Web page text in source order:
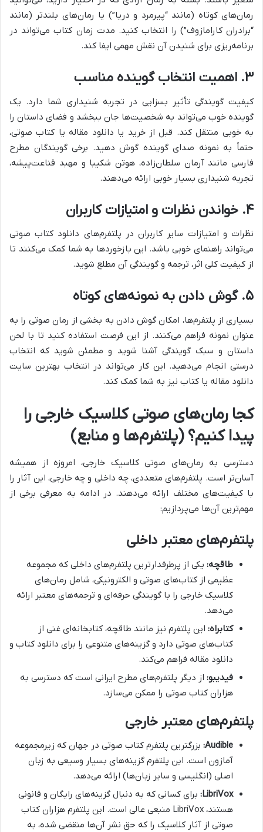
رمان‌های کوتاه (مانند “پیرمرد و دریا”) یا رمان‌های بلندتر (مانند
“برادران کارامازوف”) را انتخاب کنید. مدت زمان کتاب می‌تواند در
برنامه‌ریزی برای شنیدن آن نقش مهمی ایفا کند.
۳. اهمیت انتخاب گوینده مناسب
کیفیت گویندگی تأثیر بسزایی در تجربه شنیداری شما دارد. یک
گوینده خوب می‌تواند به شخصیت‌ها جان ببخشد و فضای داستان را
به خوبی منتقل کند. قبل از خرید یا دانلود مقاله یا کتاب صوتی،
حتماً به نمونه صدای گوینده گوش دهید. برخی گویندگان مطرح
فارسی مانند آرمان سلطان‌زاده، هوتن شکیبا و مهبد قناعت‌پیشه،
تجربه شنیداری بسیار خوبی ارائه می‌دهند.
۴. خواندن نظرات و امتیازات کاربران
نظرات و امتیازات سایر کاربران در پلتفرم‌های دانلود کتاب صوتی
می‌تواند راهنمای خوبی باشد. این بازخوردها به شما کمک می‌کنند تا
از کیفیت کلی اثر، ترجمه و گویندگی آن مطلع شوید.
۵. گوش دادن به نمونه‌های کوتاه
بسیاری از پلتفرم‌ها، امکان گوش دادن به بخشی از رمان صوتی را به
عنوان نمونه فراهم می‌کنند. از این فرصت استفاده کنید تا با لحن
داستان و سبک گویندگی آشنا شوید و مطمئن شوید که انتخاب
درستی انجام می‌دهید. این کار می‌تواند در انتخاب بهترین سایت
دانلود مقاله یا کتاب نیز به شما کمک کند.
کجا رمان‌های صوتی کلاسیک خارجی را
پیدا کنیم؟ (پلتفرم‌ها و منابع)
دسترسی به رمان‌های صوتی کلاسیک خارجی، امروزه از همیشه
آسان‌تر است. پلتفرم‌های متعددی، چه داخلی و چه خارجی، این آثار را
با کیفیت‌های مختلف ارائه می‌دهند. در ادامه به معرفی برخی از
مهم‌ترین آن‌ها می‌پردازیم:
پلتفرم‌های معتبر داخلی
طاقچه: یکی از پرطرفدارترین پلتفرم‌های داخلی که مجموعه
عظیمی از کتاب‌های صوتی و الکترونیکی، شامل رمان‌های
کلاسیک خارجی را با گویندگی حرفه‌ای و ترجمه‌های معتبر ارائه
می‌دهد.
کتابراه: این پلتفرم نیز مانند طاقچه، کتابخانه‌ای غنی از
کتاب‌های صوتی دارد و گزینه‌های متنوعی را برای دانلود کتاب و
دانلود مقاله فراهم می‌کند.
فیدیبو: از دیگر پلتفرم‌های مطرح ایرانی است که دسترسی به
هزاران کتاب صوتی را ممکن می‌سازد.
پلتفرم‌های معتبر خارجی
Audible: بزرگترین پلتفرم کتاب صوتی در جهان که زیرمجموعه
آمازون است. این پلتفرم گزینه‌های بسیار وسیعی به زبان
اصلی (انگلیسی و سایر زبان‌ها) ارائه می‌دهد.
LibriVox: برای کسانی که به دنبال گزینه‌های رایگان و قانونی
هستند، LibriVox منبعی عالی است. این پلتفرم هزاران کتاب
صوتی از آثار کلاسیک را که حق نشر آن‌ها منقضی شده، به